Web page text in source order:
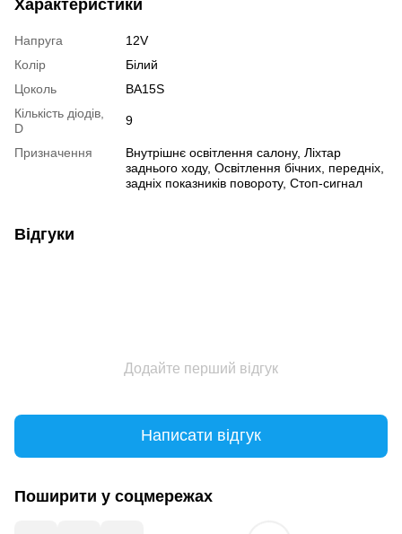
Характеристики
Напруга
12V
Колір
Білий
Цоколь
BA15S
Кількість діодів,
D
9
Призначення
Внутрішнє освітлення салону, Ліхтар
заднього ходу, Освітлення бічних, передніх,
задніх показників повороту, Стоп-сигнал
Відгуки
Додайте перший відгук
Написати відгук
Поширити у соцмережах